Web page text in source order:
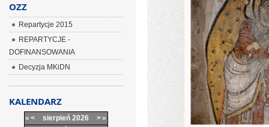
OZZ
Repartycje 2015
REPARTYCJE -
DOFINANSOWANIA
Decyzja MKiDN
KALENDARZ
« < sierpień 2026 >»